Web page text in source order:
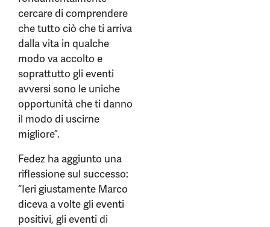
cercare di comprendere
che tutto ciò che ti arriva
dalla vita in qualche
modo va accolto e
soprattutto gli eventi
avversi sono le uniche
opportunità che ti danno
il modo di uscirne
migliore”.
Fedez ha aggiunto una
riflessione sul successo:
“Ieri giustamente Marco
diceva a volte gli eventi
positivi, gli eventi di